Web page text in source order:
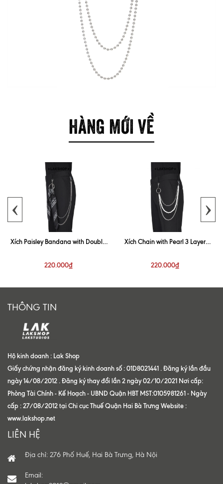
HÀNG MỚI VỀ
Xích Paisley Bandana with Double
220.000₫
Xích Chain with Pearl 3 Layer
220.000₫
‹ ›
THÔNG TIN
Hộ kinh doanh : Lak Shop
Giấy chứng nhận đăng ký kinh doanh số : 01D8021441 . Đăng ký lần đầu
ngày 14/08/2012 . Đăng ký thay đổi lần 2 ngày 02/10/2021 Nơi cấp:
Phòng Tài Chính - Kế Hoạch - UBND Quận HBT MST:0105981261 - Ngày
cấp : 27/08/2012 tại Chi cục Thuế Quận Hai Bà Trưng Website :
www.lakshop.net
LIÊN HỆ
Địa chỉ: 276 Phố Huế, Hai Bà Trưng, Hà Nội
Email: